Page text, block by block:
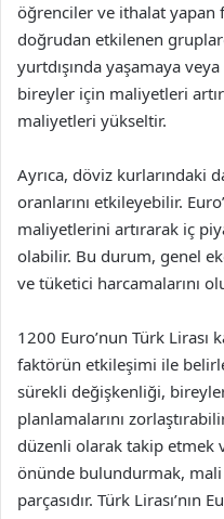
öğrenciler ve ithalat yapan
doğrudan etkilenen
yurtdışında yaşamaya
bireyler için maliyetleri
maliyetleri yükseltir.
Ayrıca, döviz kurlarındaki
oranlarını etkileyebilir.
maliyetlerini artırarak iç
olabilir. Bu durum, genel
ve tüketici harcamalarını
1200 Euro’nun Türk Lirası
faktörün etkileşimi ile
sürekli değişkenliği,
planlamalarını
düzenli olarak takip etmek
önünde bulundurmak, mali
parçasıdır. Türk Lirası’nın